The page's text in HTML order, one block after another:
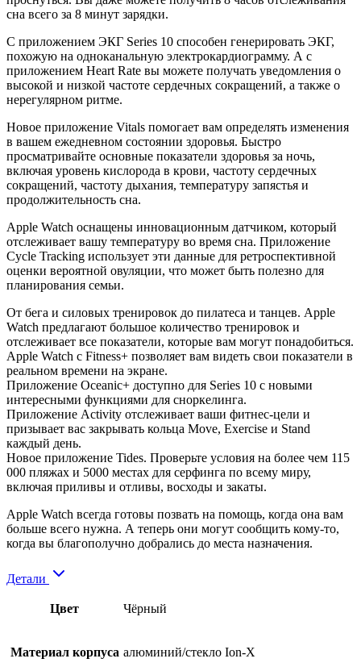
сна всего за 8 минут зарядки.
С приложением ЭКГ Series 10 способен генерировать ЭКГ,
похожую на одноканальную электрокардиограмму. А с
приложением Heart Rate вы можете получать уведомления о
высокой и низкой частоте сердечных сокращений, а также о
нерегулярном ритме.
Новое приложение Vitals помогает вам определять изменения
в вашем ежедневном состоянии здоровья. Быстро
просматривайте основные показатели здоровья за ночь,
включая уровень кислорода в крови, частоту сердечных
сокращений, частоту дыхания, температуру запястья и
продолжительность сна.
Apple Watch оснащены инновационным датчиком, который
отслеживает вашу температуру во время сна. Приложение
Cycle Tracking использует эти данные для ретроспективной
оценки вероятной овуляции, что может быть полезно для
планирования семьи.
От бега и силовых тренировок до пилатеса и танцев. Apple
Watch предлагают большое количество тренировок и
отслеживает все показатели, которые вам могут понадобиться.
Apple Watch с Fitness+ позволяет вам видеть свои показатели в
реальном времени на экране.
Приложение Oceanic+ доступно для Series 10 с новыми
интересными функциями для сноркелинга.
Приложение Activity отслеживает ваши фитнес-цели и
призывает вас закрывать кольца Move, Exercise и Stand
каждый день.
Новое приложение Tides. Проверьте условия на более чем 115
000 пляжах и 5000 местах для серфинга по всему миру,
включая приливы и отливы, восходы и закаты.
Apple Watch всегда готовы позвать на помощь, когда она вам
больше всего нужна. А теперь они могут сообщить кому-то,
когда вы благополучно добрались до места назначения.
Детали
Цвет Чёрный
Материал корпуса алюминий/cтекло Ion-X